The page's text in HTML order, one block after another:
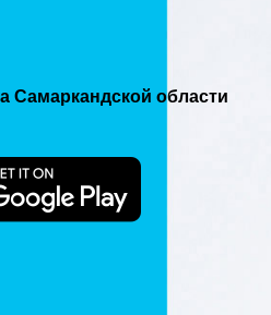
Самаркандской области